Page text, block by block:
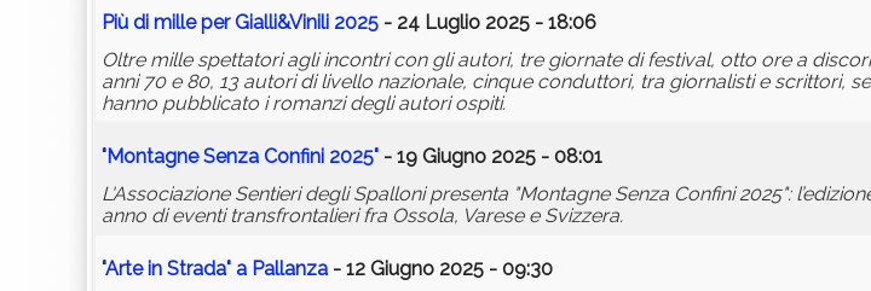
Più di mille per Gialli&Vinili 2025 - 24 Luglio 2025 - 18:06
Oltre mille spettatori agli incontri con gli autori, tre giornate di festival, otto ore a
anni 70 e 80, 13 autori di livello nazionale, cinque conduttori, tra giornalisti e scrittori,
hanno pubblicato i romanzi degli autori ospiti.
"Montagne Senza Confini 2025" - 19 Giugno 2025 - 08:01
L'Associazione Sentieri degli Spalloni presenta "Montagne Senza Confini 2025":
anno di eventi transfrontalieri fra Ossola, Varese e Svizzera.
"Arte in Strada" a Pallanza - 12 Giugno 2025 - 09:30